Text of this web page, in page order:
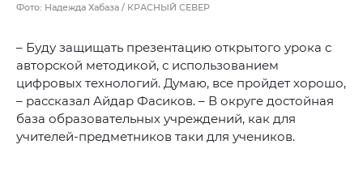
Фото: Надежда Хабаза / КРАСНЫЙ СЕВЕР
– Буду защищать презентацию открытого урока с
авторской методикой, с использованием
цифровых технологий. Думаю, все пройдет хорошо,
– рассказал Айдар Фасиков. – В округе достойная
база образовательных учреждений, как для
учителей-предметников таки для учеников.